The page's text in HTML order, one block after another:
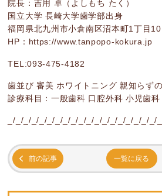
院長：吉用 卓（よしもち たく）
国立大学 長崎大学歯学部出身
福岡県北九州市小倉南区沼本町1丁目
HP： https://www.tanpopo-kokura.jp
TEL:093-475-4182
歯並び 審美 ホワイトニング 親知らず
診療科目：一般歯科 口腔外科 小児歯
_/_/_/_/_/_/_/_/_/_/_/_/_/_/_/_/_/_/_/
前の記事 一覧に戻る